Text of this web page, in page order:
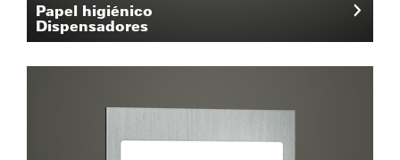
Papel higiénico
Dispensadores